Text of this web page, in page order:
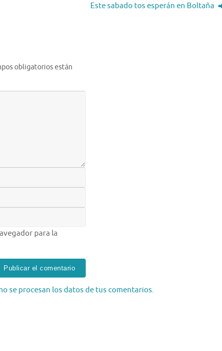
Este sabado tos esperán en Boltaña
obligatorios están
para la
se procesan los datos de tus comentarios.